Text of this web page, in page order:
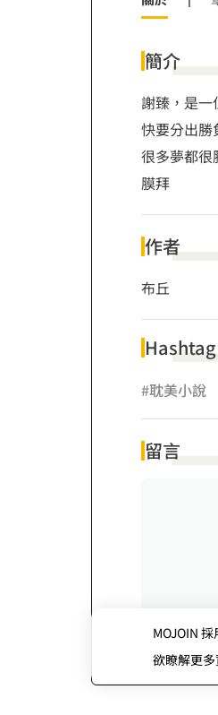
簡介
謝臻，是
快要分出
很多夢都很
膜拜
作者
布丘
Hashtag
#耽美小說
留言
MOJOIN 採
欲瞭解更